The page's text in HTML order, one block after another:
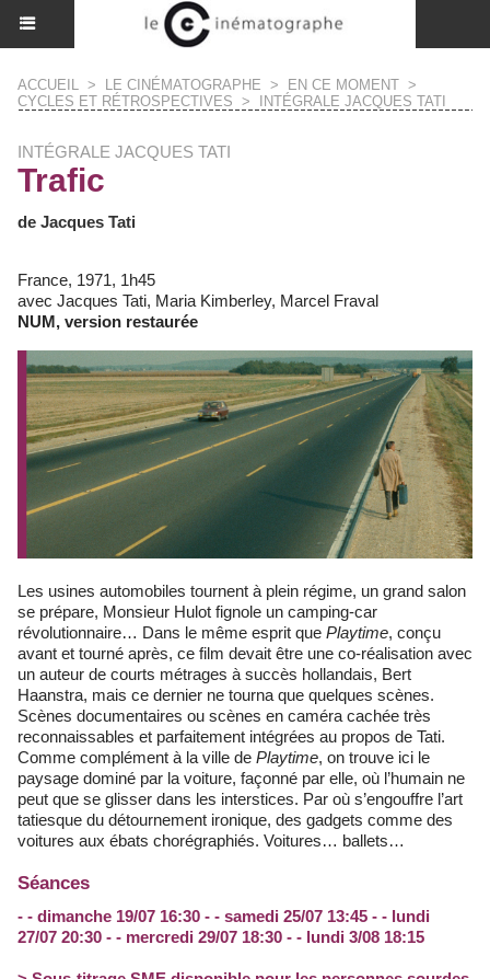
ACCUEIL > LE CINÉMATOGRAPHE > EN CE MOMENT >
CYCLES ET RÉTROSPECTIVES > INTÉGRALE JACQUES TATI
INTÉGRALE JACQUES TATI
Trafic
de Jacques Tati
France, 1971, 1h45
avec Jacques Tati, Maria Kimberley, Marcel Fraval
NUM, version restaurée
Les usines automobiles tournent à plein régime, un grand salon
se prépare, Monsieur Hulot fignole un camping-car
révolutionnaire… Dans le même esprit que Playtime, conçu
avant et tourné après, ce film devait être une co-réalisation avec
un auteur de courts métrages à succès hollandais, Bert
Haanstra, mais ce dernier ne tourna que quelques scènes.
Scènes documentaires ou scènes en caméra cachée très
reconnaissables et parfaitement intégrées au propos de Tati.
Comme complément à la ville de Playtime, on trouve ici le
paysage dominé par la voiture, façonné par elle, où l’humain ne
peut que se glisser dans les interstices. Par où s’engouffre l’art
tatiesque du détournement ironique, des gadgets comme des
voitures aux ébats chorégraphiés. Voitures… ballets…
Séances
- - dimanche 19/07 16:30 - - samedi 25/07 13:45 - - lundi
27/07 20:30 - - mercredi 29/07 18:30 - - lundi 3/08 18:15